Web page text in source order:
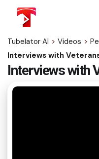
content
Tubelator AI > Videos >
Interviews with